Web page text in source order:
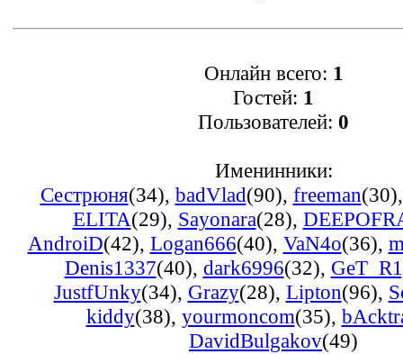
Онлайн всего: 1
Гостей: 1
Пользователей: 0
Именинники:
Сестрюня(34), badVlad(90), freeman(30)
ELITA(29), Sayonara(28),
AndroiD(42), Logan666(40), VaN4o(36),
Denis1337(40), dark6996(32),
JustfUnky(34), Grazy(28), Lipton(96),
kiddy(38), yourmoncom(35),
DavidBulgakov(49)